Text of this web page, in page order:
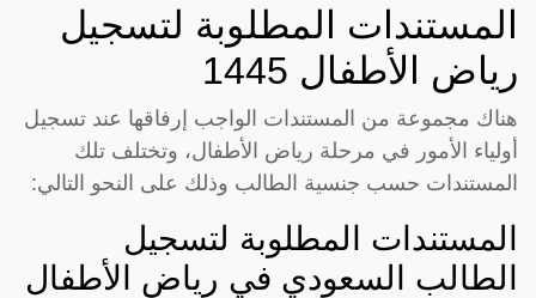
المستندات المطلوبة لتسجيل
رياض الأطفال 1445
هناك مجموعة من المستندات الواجب إرفاقها عند تسجيل
أولياء الأمور في مرحلة رياض الأطفال، وتختلف تلك
المستندات حسب جنسية الطالب وذلك على النحو التالي:
المستندات المطلوبة لتسجيل
الطالب السعودي في رياض الأطفال